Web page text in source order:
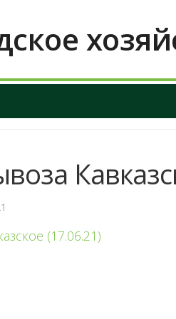
(17.06.21)